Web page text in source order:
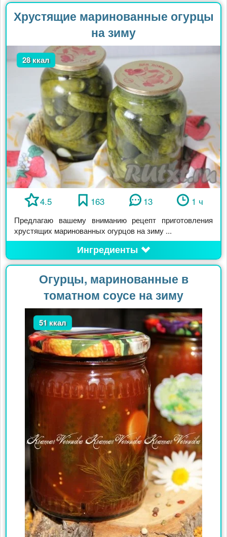
Хрустящие маринованные огурцы
на зиму
28 ккал
4.5 163 13 1 ч
Предлагаю вашему вниманию рецепт приготовления
хрустящих маринованных огурцов на зиму ...
Ингредиенты
Огурцы, маринованные в
томатном соусе на зиму
51 ккал